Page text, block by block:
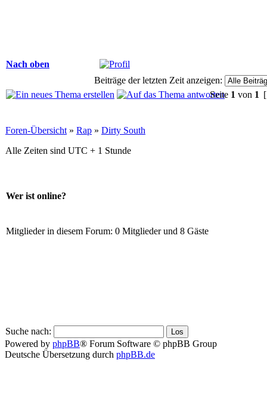
Nach oben
Beiträge der letzten Zeit anzeigen:
Seite 1 von 1
Foren-Übersicht » Rap » Dirty South
Alle Zeiten sind UTC + 1 Stunde
Wer ist online?
Mitglieder in diesem Forum: 0 Mitglieder und 8 Gäste
Suche nach:
Powered by phpBB® Forum Software © phpBB Group
Deutsche Übersetzung durch phpBB.de